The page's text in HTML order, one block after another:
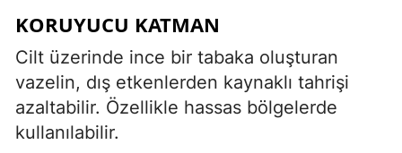
KORUYUCU KATMAN
Cilt üzerinde ince bir tabaka oluşturan
vazelin, dış etkenlerden kaynaklı tahrişi
azaltabilir. Özellikle hassas bölgelerde
kullanılabilir.